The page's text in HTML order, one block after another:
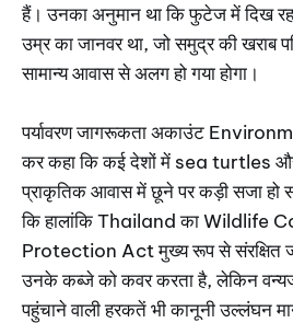
हैं। उनका अनुमान था कि फुटेज में दिख
उम्र का जानवर था, जो समुद्र की खराब
सामान्य आवास से अलग हो गया होगा।
पर्यावरण जागरूकता अकाउंट
कर कहा कि कई देशों में sea turtles
प्राकृतिक आवास में छूने पर कड़ी सजा
कि हालांकि Thailand का Wildlife
Protection Act मुख्य रूप से संरक्षित
उनके कब्जे को कवर करता है, लेकिन
पहुंचाने वाली हरकतें भी कानूनी उल्लंघन